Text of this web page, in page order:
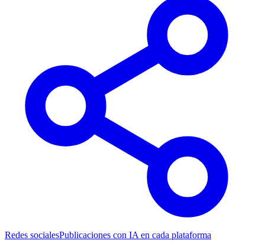
Redes socialesPublicaciones con IA en cada plataforma